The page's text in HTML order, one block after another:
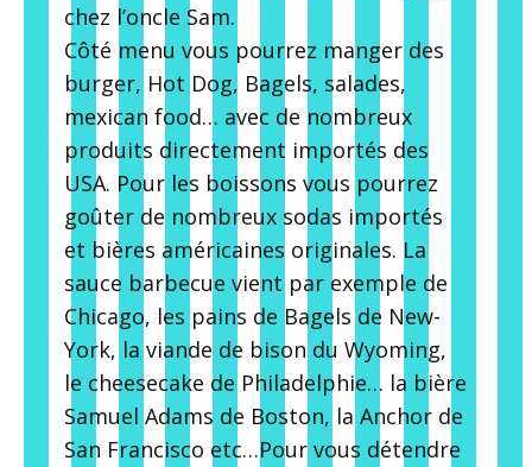
chez l’oncle Sam.
Côté menu vous pourrez manger des
burger, Hot Dog, Bagels, salades,
mexican food… avec de nombreux
produits directement importés des
USA. Pour les boissons vous pourrez
goûter de nombreux sodas importés
et bières américaines originales. La
sauce barbecue vient par exemple de
Chicago, les pains de Bagels de New-
York, la viande de bison du Wyoming,
le cheesecake de Philadelphie… la bière
Samuel Adams de Boston, la Anchor de
San Francisco etc…Pour vous détendre